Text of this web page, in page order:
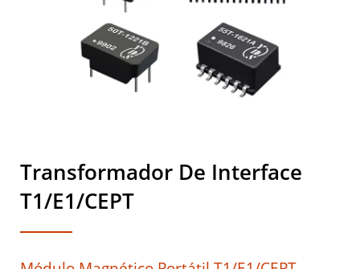
Transformador De Interface
T1/E1/CEPT